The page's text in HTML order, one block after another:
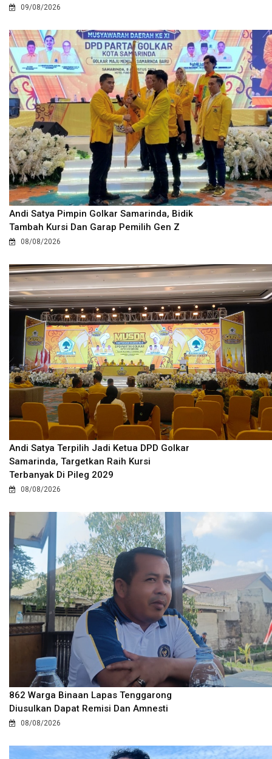
09/08/2026
Andi Satya Pimpin Golkar Samarinda, Bidik
Tambah Kursi Dan Garap Pemilih Gen Z
08/08/2026
Andi Satya Terpilih Jadi Ketua DPD Golkar
Samarinda, Targetkan Raih Kursi
Terbanyak Di Pileg 2029
08/08/2026
862 Warga Binaan Lapas Tenggarong
Diusulkan Dapat Remisi Dan Amnesti
08/08/2026